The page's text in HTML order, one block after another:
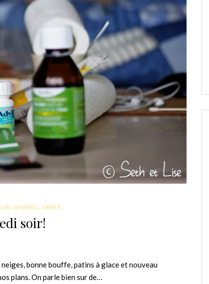
, QUÉBEC, SANTÉ
soir!
bonne bouffe, patins à glace et nouveau
plans. On parle bien sur de…